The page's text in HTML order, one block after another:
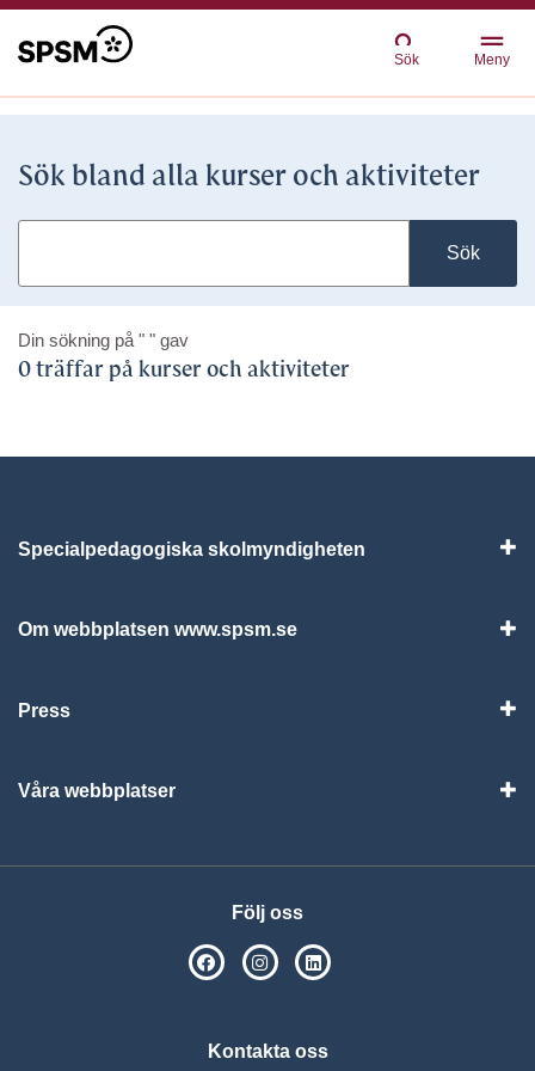
Sök Meny
Sök bland alla kurser och aktiviteter
Sök
Din sökning på " " gav
0 träffar på kurser och aktiviteter
Specialpedagogiska skolmyndigheten
Om webbplatsen www.spsm.se
Press
Våra webbplatser
Följ oss
SPSM på Facebook
SPSM på Instagram
Kontakta oss